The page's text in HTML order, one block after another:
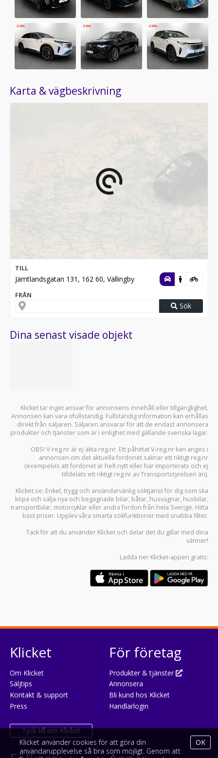
Karta & vägbeskrivning
TILL
Jämtlandsgatan 131, 162 60, Vällingby
FRÅN
Sök
Dina senast visade objekt
Klicket tar inget ansvar för annonsens innehåll eller tillgänglighet.
Annonsen kan vara ofullständig. Fullständig information kan erhållas
direkt från säljaren. Säljaren ansvarar för att de endast annonsera
produkter och tjänster som är i enlighet med gällande svenska lagar.
OBS! V-reg.nr är ej äkta reg.nr. Ett påhittat V-reg.nr kan anges i
annonsen om det aktuella fordonet saknar ett riktigt reg.nr
(exempelvis att fordonet är helt nytt eller har importerats och ej
tilldelats ett riktigt reg.nr av Transportstyrelsen än).
Klicket.se: Enkel, trygg och användarvänlig söktjänst för dig som ska
köpa och sälja nya och begagnade bilar, båtar, husvagnar, husbilar,
transportbilar, motorcyklar eller andra fordon från hela Sverige. Hitta
bäst priser. Upplev våra smarta sökfunktioner med snabba filter.
Tack för att du använder Klicket och delar det du gillar med dina
vänner!
Ladda ner Klicket-appen gratis:
Klicket
Om Klicket
Säljtips
Kontakt & support
Press
Tyck till om Klicket
För företag
Produkter & tjänster
Annonsera
Bli kund hos Klicket
Handlarlogin
Klicket använder cookies för att göra din
användarupplevelse så bra som möjligt. Genom att
OK